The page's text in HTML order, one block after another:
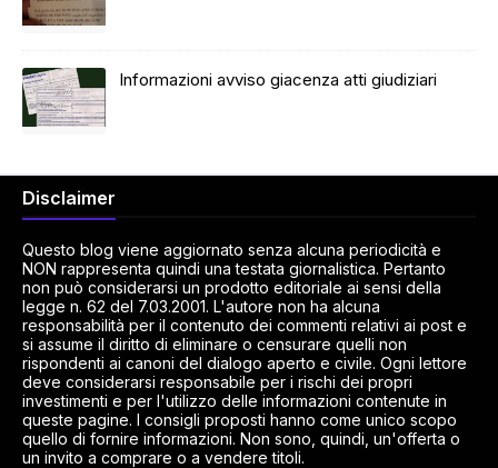
Informazioni avviso giacenza atti giudiziari
Disclaimer
Questo blog viene aggiornato senza alcuna periodicità e
NON rappresenta quindi una testata giornalistica. Pertanto
non può considerarsi un prodotto editoriale ai sensi della
legge n. 62 del 7.03.2001. L'autore non ha alcuna
responsabilità per il contenuto dei commenti relativi ai post e
si assume il diritto di eliminare o censurare quelli non
rispondenti ai canoni del dialogo aperto e civile. Ogni lettore
deve considerarsi responsabile per i rischi dei propri
investimenti e per l'utilizzo delle informazioni contenute in
queste pagine. I consigli proposti hanno come unico scopo
quello di fornire informazioni. Non sono, quindi, un'offerta o
un invito a comprare o a vendere titoli.